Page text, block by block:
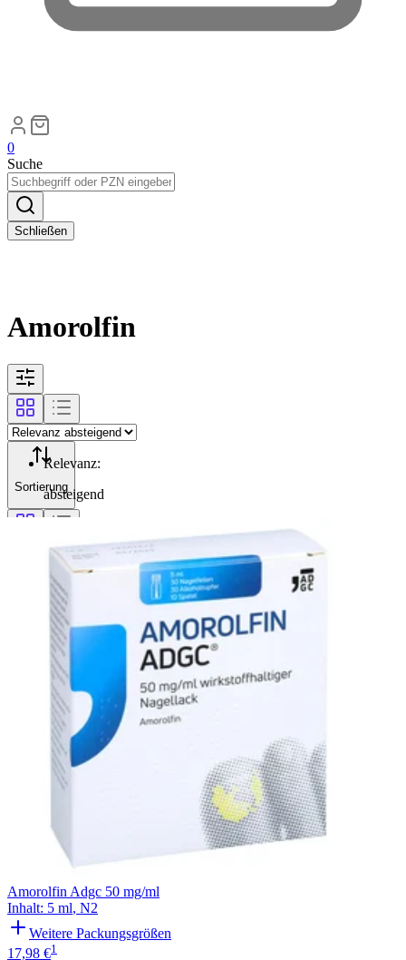
0
Suche
Schließen
Amorolfin
Sortierung
Filterung
Relevanz:
absteigend
Amorolfin Adgc 50 mg/ml
Inhalt: 5 ml, N2
Weitere Packungsgrößen
17,98 €1